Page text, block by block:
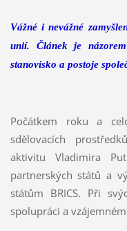
Vážné i nevážné
unií. Článek je
stanovisko a postoje
Počátkem roku a
sdělovacích
aktivitu Vladimira
partnerských států a
státům BRICS. Při
spolupráci a